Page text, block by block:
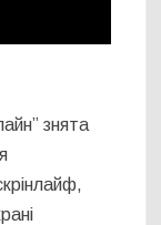
знята